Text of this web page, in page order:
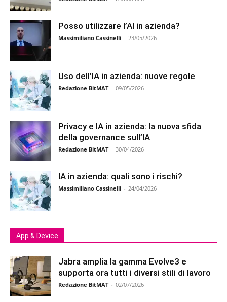
Posso utilizzare l’AI in azienda?
Massimiliano Cassinelli - 23/05/2026
Uso dell’IA in azienda: nuove regole
Redazione BitMAT - 09/05/2026
Privacy e IA in azienda: la nuova sfida
della governance sull’IA
Redazione BitMAT - 30/04/2026
IA in azienda: quali sono i rischi?
Massimiliano Cassinelli - 24/04/2026
App & Device
Jabra amplia la gamma Evolve3 e
supporta ora tutti i diversi stili di lavoro
Redazione BitMAT - 02/07/2026